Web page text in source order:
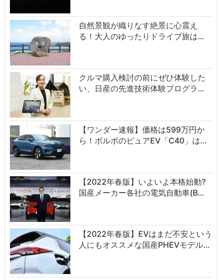
自然景観が織りなす絶景に心震え
る！大人のゆったりドライブ旅は…
クルマ購入検討の前にぜひ体験した
い、日産の先進技術体験プログラ…
【ワンダー速報】価格は599万円か
ら！ボルボのピュアEV「C40」は…
【2022年春版】いよいよ本格始動?
国産メーカー各社の電気自動車(B…
【2022年春版】EVはまだ不安という
人にもオススメな国産PHEVモデル…